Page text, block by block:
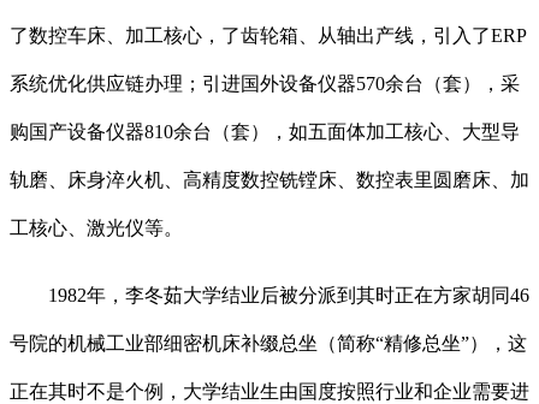
了数控车床、加工核心，了齿轮箱、从轴出产线，引入了ERP
系统优化供应链办理；引进国外设备仪器570余台（套），采
购国产设备仪器810余台（套），如五面体加工核心、大型导
轨磨、床身淬火机、高精度数控铣镗床、数控表里圆磨床、加
工核心、激光仪等。
1982年，李冬茹大学结业后被分派到其时正在方家胡同46
号院的机械工业部细密机床补缀总坐（简称“精修总坐”），这
正在其时不是个例，大学结业生由国度按照行业和企业需要进